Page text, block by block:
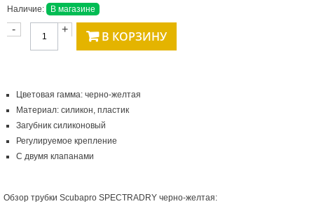
Наличие: В магазине
- + В КОРЗИНУ
Цветовая гамма: черно-желтая
Материал: силикон, пластик
Загубник силиконовый
Регулируемое крепление
С двумя клапанами
Обзор трубки Scubapro SPECTRADRY черно-желтая: